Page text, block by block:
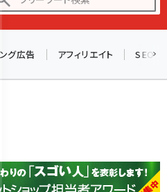
アスクル (1119)
グ広告 アフィリエイト SEO